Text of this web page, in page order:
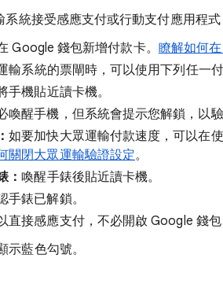
系統接受感應支付或行動支付應用程
Google 錢包新增付款卡。 瞭解如何
輸系統的票閘時，可以使用下列任一付
手機貼近讀卡機。
喚醒手機，但系統會提示您解鎖，以驗
如要加快大眾運輸付款速度，可以在
關閉大眾運輸驗證設定。
：喚醒手錶後貼近讀卡機。
手錶已解鎖。
直接感應支付，不必開啟 Google 錢
示藍色勾號。